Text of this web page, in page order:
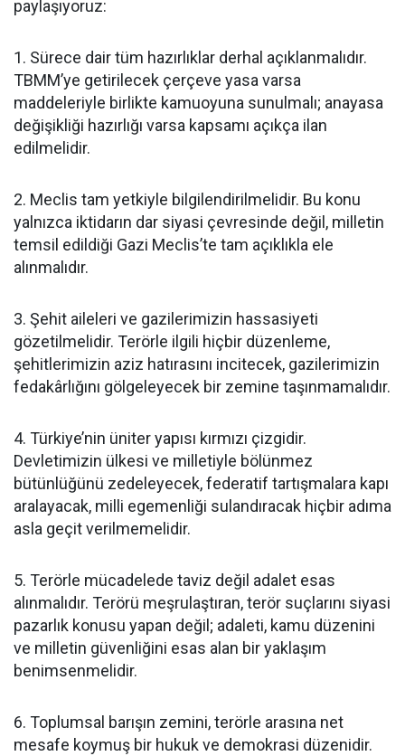
paylaşıyoruz:
1. Sürece dair tüm hazırlıklar derhal açıklanmalıdır.
TBMM’ye getirilecek çerçeve yasa varsa
maddeleriyle birlikte kamuoyuna sunulmalı; anayasa
değişikliği hazırlığı varsa kapsamı açıkça ilan
edilmelidir.
2. Meclis tam yetkiyle bilgilendirilmelidir. Bu konu
yalnızca iktidarın dar siyasi çevresinde değil, milletin
temsil edildiği Gazi Meclis’te tam açıklıkla ele
alınmalıdır.
3. Şehit aileleri ve gazilerimizin hassasiyeti
gözetilmelidir. Terörle ilgili hiçbir düzenleme,
şehitlerimizin aziz hatırasını incitecek, gazilerimizin
fedakârlığını gölgeleyecek bir zemine taşınmamalıdır.
4. Türkiye’nin üniter yapısı kırmızı çizgidir.
Devletimizin ülkesi ve milletiyle bölünmez
bütünlüğünü zedeleyecek, federatif tartışmalara kapı
aralayacak, milli egemenliği sulandıracak hiçbir adıma
asla geçit verilmemelidir.
5. Terörle mücadelede taviz değil adalet esas
alınmalıdır. Terörü meşrulaştıran, terör suçlarını siyasi
pazarlık konusu yapan değil; adaleti, kamu düzenini
ve milletin güvenliğini esas alan bir yaklaşım
benimsenmelidir.
6. Toplumsal barışın zemini, terörle arasına net
mesafe koymuş bir hukuk ve demokrasi düzenidir.